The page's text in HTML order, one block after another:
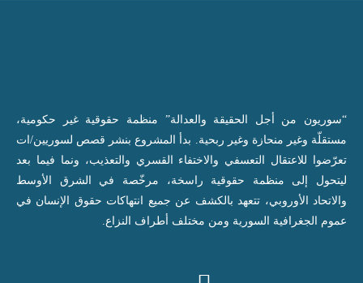
“سوريون من أجل الحقيقة والعدالة” منظمة حقوقية غير حكومية،
مستقلّة وغير منحازة وغير ربحية. بدأ المشروع بنشر قصص لسوريين/ات
تعرّضوا للاعتقال التعسفي والاختفاء القسري والتعذيب، ونما فيما بعد
ليتحول إلى منظمة حقوقية راسخة، مرخّصة في الشرق الأوسط
والاتحاد الأوروبي، تتعهد بالكشف عن جميع انتهاكات حقوق الإنسان في
عموم الجغرافية السورية ومن مختلف أطراف النزاع.